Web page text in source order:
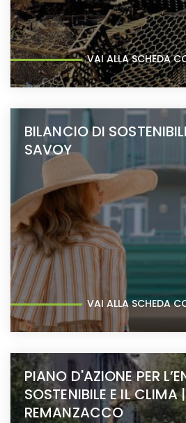
VAI ALLA SCHEDA
BILANCIO DI
SAVOY
VAI ALLA SCHEDA
PIANO D'AZIONE PER
SOSTENIBILE E IL
REMANZACCO